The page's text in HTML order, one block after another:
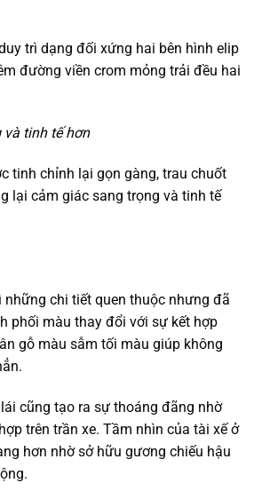
trì dạng đối xứng hai bên hình elip
đường viền crom mỏng trải đều hai
tinh tế hơn
tinh chỉnh lại gọn gàng, trau chuốt
lại cảm giác sang trọng và tinh tế
những chi tiết quen thuộc nhưng đã
phối màu thay đổi với sự kết hợp
gỗ màu sẫm tối màu giúp không
cũng tạo ra sự thoáng đãng nhờ
trên trần xe. Tầm nhìn của tài xế ở
hơn nhờ sở hữu gương chiếu hậu